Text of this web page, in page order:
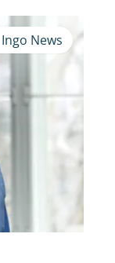
Ingo News